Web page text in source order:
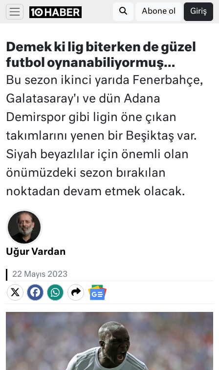
Abone ol Giriş
Demek ki lig biterken de güzel
futbol oynanabiliyormuş…
Bu sezon ikinci yarıda Fenerbahçe,
Galatasaray'ı ve dün Adana
Demirspor gibi ligin öne çıkan
takımlarını yenen bir Beşiktaş var.
Siyah beyazlılar için önemli olan
önümüzdeki sezon bırakılan
noktadan devam etmek olacak.
Uğur Vardan
22 Mayıs 2023